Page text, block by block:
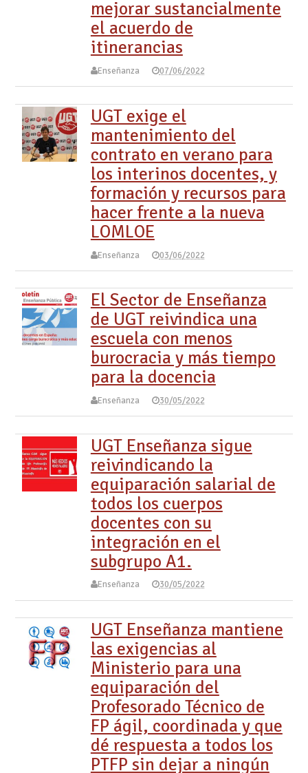
mejorar sustancialmente
el acuerdo de
itinerancias
Enseñanza 07/06/2022
UGT exige el
mantenimiento del
contrato en verano para
los interinos docentes, y
formación y recursos para
hacer frente a la nueva
LOMLOE
Enseñanza 03/06/2022
El Sector de Enseñanza
de UGT reivindica una
escuela con menos
burocracia y más tiempo
para la docencia
Enseñanza 30/05/2022
UGT Enseñanza sigue
reivindicando la
equiparación salarial de
todos los cuerpos
docentes con su
integración en el
subgrupo A1.
Enseñanza 30/05/2022
UGT Enseñanza mantiene
las exigencias al
Ministerio para una
equiparación del
Profesorado Técnico de
FP ágil, coordinada y que
dé respuesta a todos los
PTFP sin dejar a ningún